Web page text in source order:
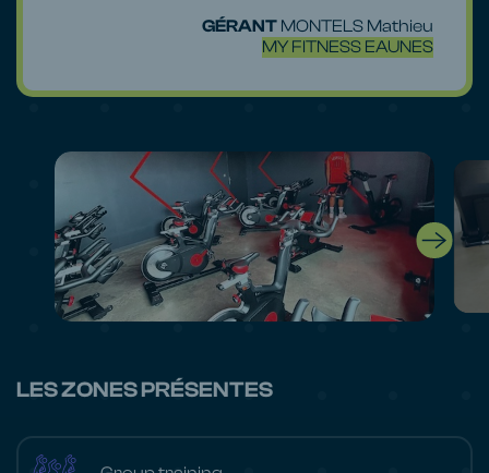
GÉRANT MONTELS Mathieu
MY FITNESS EAUNES
LES ZONES PRÉSENTES